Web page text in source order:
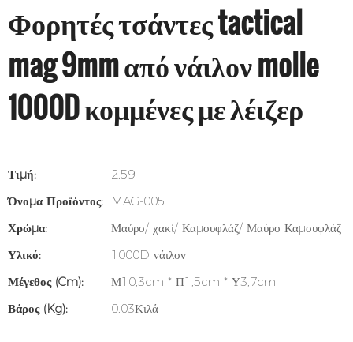
Φορητές τσάντες tactical
mag 9mm από νάιλον molle
1000D κομμένες με λέιζερ
Τιμή:
2.59
Όνομα Προϊόντος:
MAG-005
Χρώμα:
Μαύρο/ χακί/ Καμουφλάζ/ Μαύρο Καμουφλάζ
Υλικό:
1000D νάιλον
Μέγεθος (cm):
Μ10,3cm * Π1,5cm * Υ3,7cm
Βάρος (kg):
0.03Κιλά